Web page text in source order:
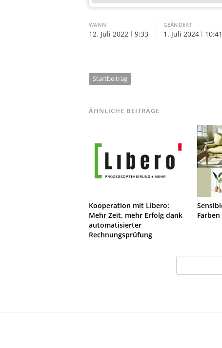
WANN
12. Juli 2022 9:33
GEÄNDERT
1. Juli 2024 10:41
Startbeitrag
ÄHNLICHE BEITRÄGE
Kooperation mit Libero:
Mehr Zeit, mehr Erfolg dank
automatisierter
Rechnungsprüfung
Farben